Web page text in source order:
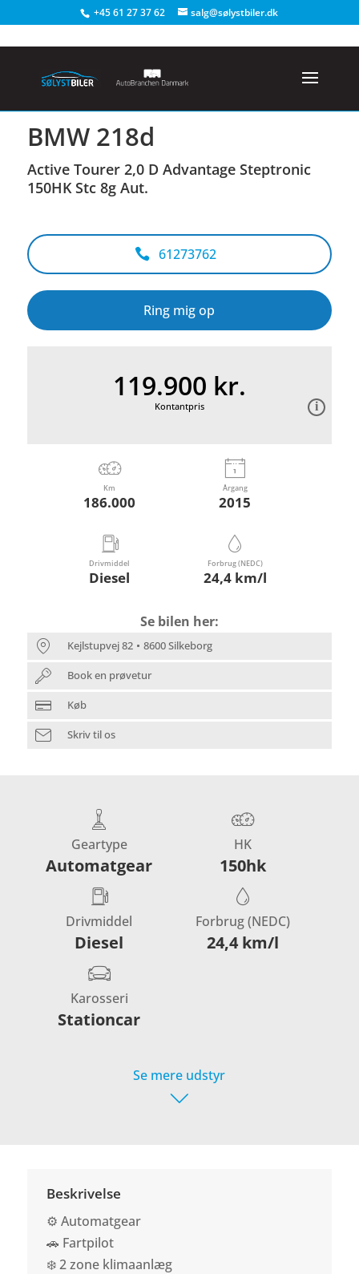
+45 61 27 37 62 salg@sølystbiler.dk
Tilbage til søgeresultat
BMW 218d
Active Tourer 2,0 D Advantage Steptronic
150HK Stc 8g Aut.
61273762
Ring mig op
119.900 kr.
Kontantpris
Km
186.000
Årgang
2015
Drivmiddel
Diesel
Forbrug (NEDC)
24,4 km/l
Se bilen her:
Kejlstupvej 82 8600 Silkeborg
Book en prøvetur
Køb
Skriv til os
Geartype
Automatgear
HK
150hk
Drivmiddel
Diesel
Forbrug (NEDC)
24,4 km/l
Karosseri
Stationcar
Se mere udstyr
Beskrivelse
⚙️ Automatgear
🚗 Fartpilot
❄️ 2 zone klimaanlæg